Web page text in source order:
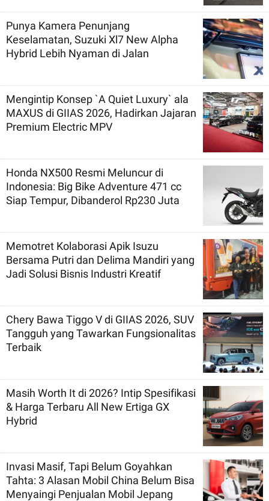
Punya Kamera Penunjang
Keselamatan, Suzuki Xl7 New Alpha
Hybrid Lebih Nyaman di Jalan
Mengintip Konsep `A Quiet Luxury` ala
MAXUS di GIIAS 2026, Hadirkan Jajaran
Premium Electric MPV
Honda NX500 Resmi Meluncur di
Indonesia: Big Bike Adventure 471 cc
Siap Tempur, Dibanderol Rp230 Juta
Memotret Kolaborasi Apik Isuzu
Bersama Putri dan Delima Mandiri yang
Jadi Solusi Bisnis Industri Kreatif
Chery Bawa Tiggo V di GIIAS 2026, SUV
Tangguh yang Tawarkan Fungsionalitas
Terbaik
Masih Worth It di 2026? Intip Spesifikasi
& Harga Terbaru All New Ertiga GX
Hybrid
Invasi Masif, Tapi Belum Goyahkan
Tahta: 3 Alasan Mobil China Belum Bisa
Menyaingi Penjualan Mobil Jepang